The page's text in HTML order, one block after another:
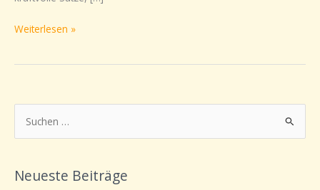
Weiterlesen »
u
h
Neueste Beiträge